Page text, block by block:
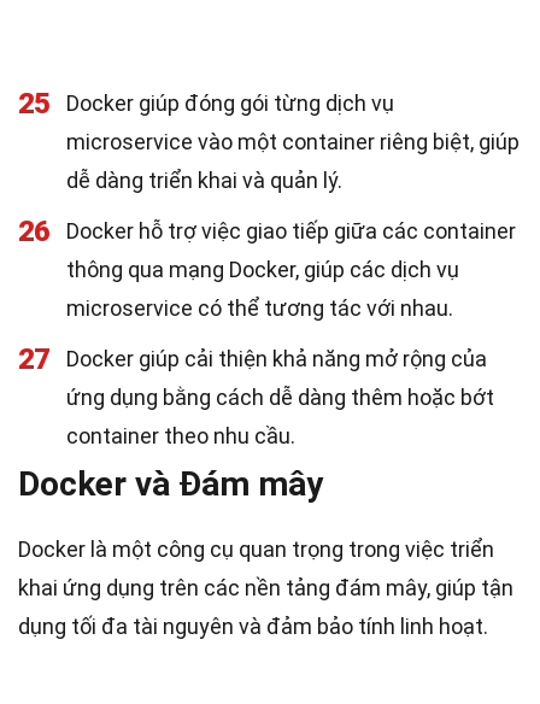
25
Docker giúp đóng gói từng dịch vụ
microservice vào một container riêng biệt, giúp
dễ dàng triển khai và quản lý.
26
Docker hỗ trợ việc giao tiếp giữa các container
thông qua mạng Docker, giúp các dịch vụ
microservice có thể tương tác với nhau.
27
Docker giúp cải thiện khả năng mở rộng của
ứng dụng bằng cách dễ dàng thêm hoặc bớt
container theo nhu cầu.
Docker và Đám mây
Docker là một công cụ quan trọng trong việc triển
khai ứng dụng trên các nền tảng đám mây, giúp tận
dụng tối đa tài nguyên và đảm bảo tính linh hoạt.